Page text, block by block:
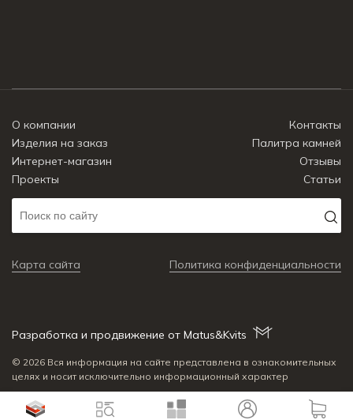
О компании
Контакты
Изделия на заказ
Палитра камней
Интернет-магазин
Отзывы
Проекты
Статьи
Карта сайта Политика конфиденциальности
© 2026 Вся информация на сайте представлена в ознакомительных
целях и носит исключительно информационный характер
Разработка и продвижение от Matus&Kvits